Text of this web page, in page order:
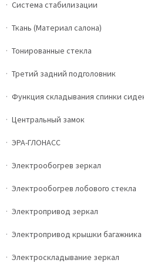
Система стабилизации
Ткань (Материал салона)
Тонированные стекла
Третий задний подголовник
Функция складывания спинки
Центральный замок
ЭРА-ГЛОНАСС
Электрообогрев зеркал
Электрообогрев лобового стекла
Электропривод зеркал
Электропривод крышки багажника
Электроскладывание зеркал